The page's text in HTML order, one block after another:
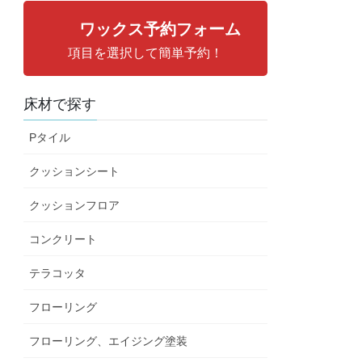
ワックス予約フォーム
項目を選択して簡単予約！
床材で探す
Pタイル
クッションシート
クッションフロア
コンクリート
テラコッタ
フローリング
フローリング、エイジング塗装